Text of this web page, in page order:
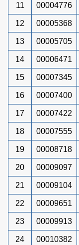
11 00004776
12 00005368
13 00005705
14 00006471
15 00007345
16 00007400
17 00007422
18 00007555
19 00008718
20 00009097
21 00009104
22 00009651
23 00009913
24 00010382